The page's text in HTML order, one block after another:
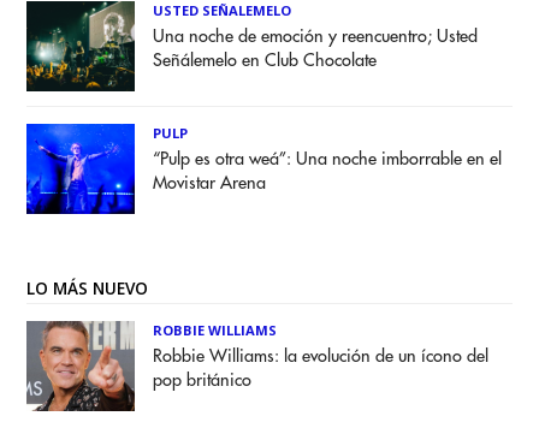
USTED SEÑALEMELO
Una noche de emoción y reencuentro; Usted
Señálemelo en Club Chocolate
PULP
“Pulp es otra weá”: Una noche imborrable en el
Movistar Arena
LO MÁS NUEVO
ROBBIE WILLIAMS
Robbie Williams: la evolución de un ícono del
pop británico